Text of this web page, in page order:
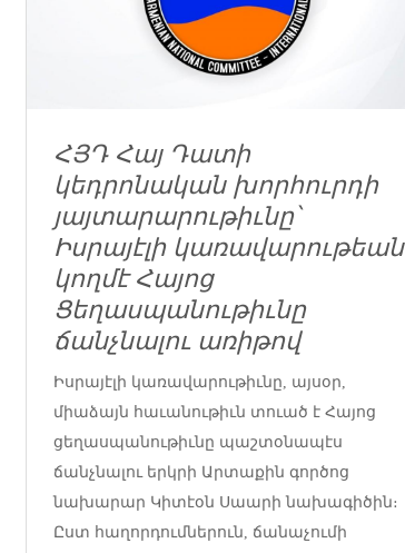
ՀՅԴ Հայ Դատի
կեդրոնական խորհուրդի
յայտարարութիւնը՝
Իսրայէլի կառավարութեան
կողմէ Հայոց
Ցեղասպանութիւնը
ճանչնալու առիթով
Իսրայէլի կառավարութիւնը, այսօր,
միաձայն հաւանութիւն տուած է Հայոց
ցեղասպանութիւնը պաշտօնապէս
ճանչնալու երկրի Արտաքին գործոց
նախարար Կիտէօն Սաարի նախագիծին։
Ըստ հաղորդումներուն, ճանաչումի